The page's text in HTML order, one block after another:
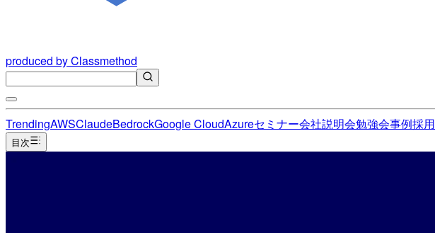
produced by Classmethod
TrendingAWSClaudeBedrockGoogle CloudAzureセミナー会社説明会勉強会事例採用
目次